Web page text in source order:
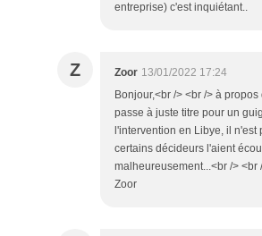
entreprise) c'est inquiétant..
Z Zoor 13/01/2022 17:24
Bonjour,<br /> <br /> à propos
passe à juste titre pour un
l'intervention en Libye, il n'est
certains décideurs l'aient
malheureusement...<br /> <br
Zoor